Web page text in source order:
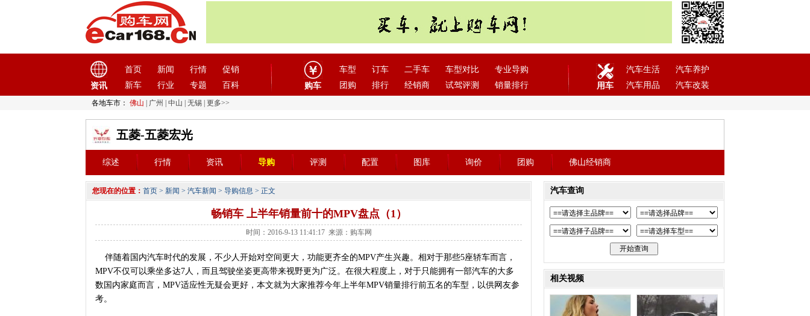
资讯
首页 新闻 行情
促销
新车
行业 专题 百科 购车
车型 订车 二手车 车型对比
专业导购
团购
排行 经销商 试驾评测 销量排行 用车
汽车生活
汽车养护
汽车用品
汽车改装
各地车市： 佛山 广州 中山 无锡 更多>>
五菱-五菱宏光
综述 行情 资讯 导购 评测 配置 图库 询价 团购 佛山经销商
您现在的位置： 首页 > 新闻 > 汽车新闻 > 导购信息 > 正文
畅销车 上半年销量前十的MPV盘点（1）
时间：2016-9-13 11:41:17 来源：购车网
伴随着国内汽车时代的发展，不少人开始对空间更大，功能更齐全的MPV产生兴趣。相对于那些5座轿车而言，
MPV不仅可以乘坐多达7人，而且驾驶坐姿更高带来视野更为广泛。在很大程度上，对于只能拥有一部汽车的大多
数国内家庭而言，MPV适应性无疑会更好，本文就为大家推荐今年上半年MPV销量排行前五名的车型，以供网友参
考。
汽车查询
相关视频